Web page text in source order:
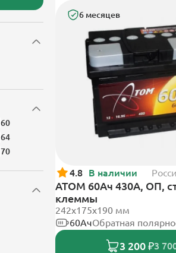
60
64
70
6 месяцев
4.8 В наличии
АТОМ 60Ач 430А, ОП,
клеммы
242х175х190 мм
60АчОбратная
3 200 ₽3